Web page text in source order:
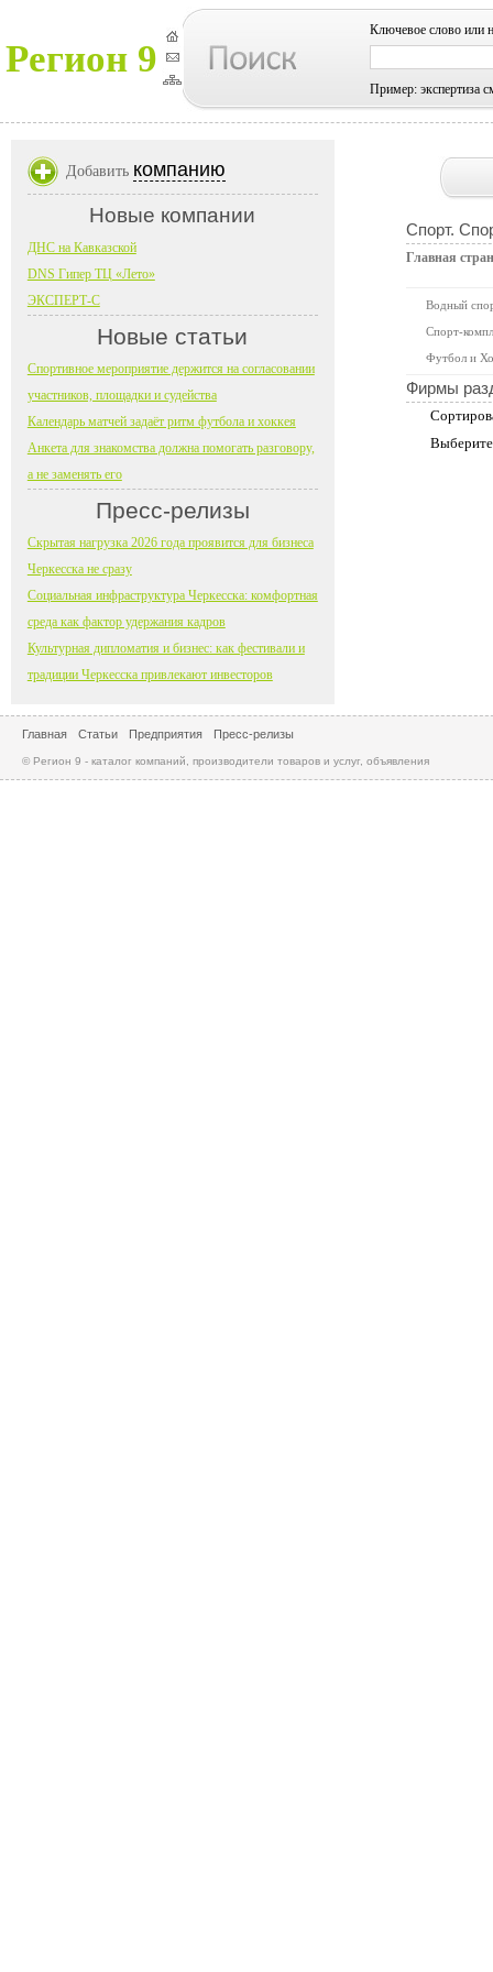
Регион 9
Ключевое слово или
Пример: экспертиза
Спорт.
Главная
Водный
Спорт-
Футбол и
Фирмы
Добавить компанию
Новые компании
ДНС на Кавказской
DNS Гипер ТЦ «Лето»
ЭКСПЕРТ-С
Новые статьи
Спортивное мероприятие держится на согласовании
участников, площадки и судейства
Календарь матчей задаёт ритм футбола и хоккея
Анкета для знакомства должна помогать разговору,
а не заменять его
Пресс-релизы
Скрытая нагрузка 2026 года проявится для бизнеса
Черкесска не сразу
Социальная инфраструктура Черкесска: комфортная
среда как фактор удержания кадров
Культурная дипломатия и бизнес: как фестивали и
традиции Черкесска привлекают инвесторов
Главная Статьи Предприятия Пресс-релизы
© Регион 9 - каталог компаний, производители товаров и услуг, объявления